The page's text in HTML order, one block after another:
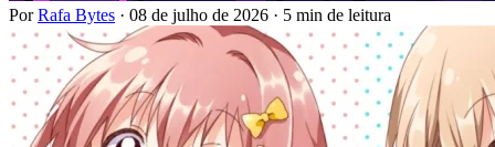
PorRafa Bytes · 08 de julho de 2026 · 5 min de leitura